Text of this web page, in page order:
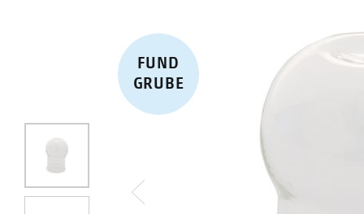
FUND​
GRUBE
Vorheriges